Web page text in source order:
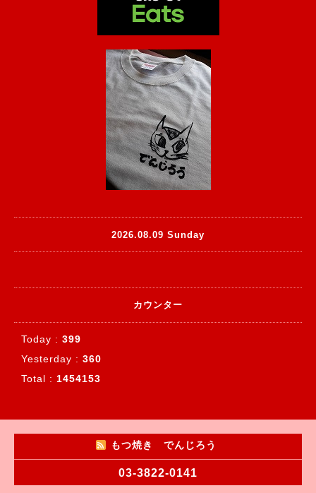
2026.08.09 Sunday
カウンター
Today : 399
Yesterday : 360
Total : 1454153
もつ焼き でんじろう
03-3822-0141